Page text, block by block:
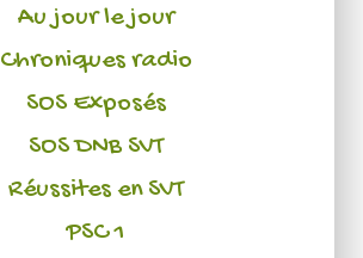
Au jour le jour
Chroniques radio
SOS Exposés
SOS DNB SVT
Réussites en SVT
PSC 1